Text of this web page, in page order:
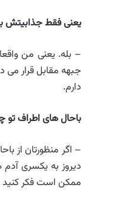
یعنی فقط جذابیتش
– بله. یعنی من
جبهه مقابل قرار می
دارم.
باحال های اطراف
– اگر منظورتان از
دیروز به یکسری
ممکن است فکر کنید